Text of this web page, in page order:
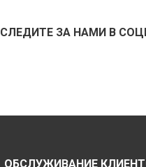
СЛЕДИТЕ ЗА НАМИ В
ОБСЛУЖИВАНИЕ